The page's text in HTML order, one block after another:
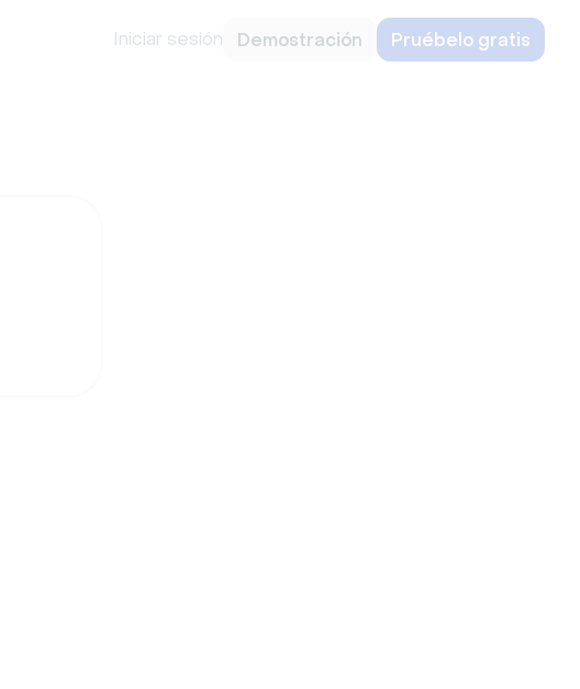
Iniciar sesión Demostración Pruébelo gratis